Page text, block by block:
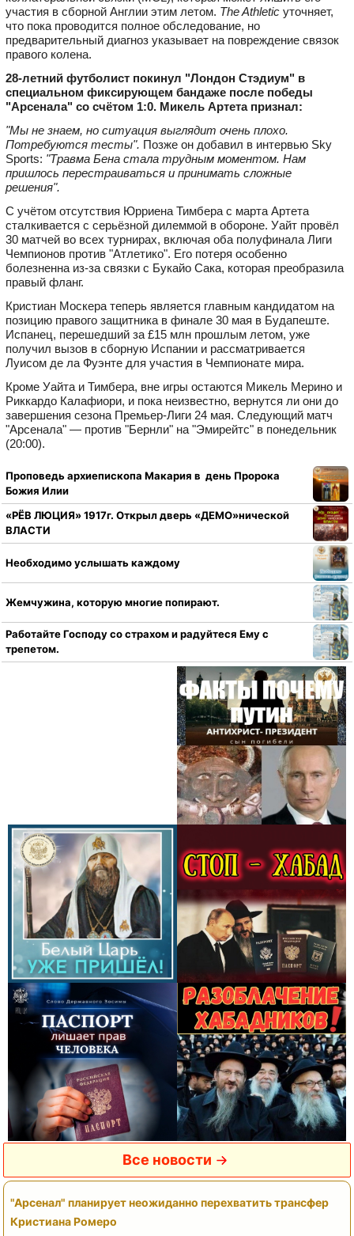
участия в сборной Англии этим летом. The Athletic уточняет,
что пока проводится полное обследование, но
предварительный диагноз указывает на повреждение связок
правого колена.
28‑летний футболист покинул "Лондон Стэдиум" в
специальном фиксирующем бандаже после победы
"Арсенала" со счётом 1:0. Микель Артета признал:
"Мы не знаем, но ситуация выглядит очень плохо.
Потребуются тесты". Позже он добавил в интервью Sky
Sports: "Травма Бена стала трудным моментом. Нам
пришлось перестраиваться и принимать сложные
решения".
С учётом отсутствия Юрриена Тимбера с марта Артета
сталкивается с серьёзной дилеммой в обороне. Уайт провёл
30 матчей во всех турнирах, включая оба полуфинала Лиги
Чемпионов против "Атлетико". Его потеря особенно
болезненна из‑за связки с Букайо Сака, которая преобразила
правый фланг.
Кристиан Москера теперь является главным кандидатом на
позицию правого защитника в финале 30 мая в Будапеште.
Испанец, перешедший за £15 млн прошлым летом, уже
получил вызов в сборную Испании и рассматривается
Луисом де ла Фуэнте для участия в Чемпионате мира.
Кроме Уайта и Тимбера, вне игры остаются Микель Мерино и
Риккардо Калафиори, и пока неизвестно, вернутся ли они до
завершения сезона Премьер-Лиги 24 мая. Следующий матч
"Арсенала" — против "Бернли" на "Эмирейтс" в понедельник
(20:00).
Проповедь архиепископа Макария в день Пророка
Божия Илии
«РЁВ ЛЮЦИЯ» 1917г. Открыл дверь «ДЕМО»нической
ВЛАСТИ
Необходимо услышать каждому
Жемчужина, которую многие попирают.
Работайте Господу со страхом и радуйтеся Ему с
трепетом.
Все новости
"Арсенал" планирует неожиданно перехватить трансфер
Кристиана Ромеро